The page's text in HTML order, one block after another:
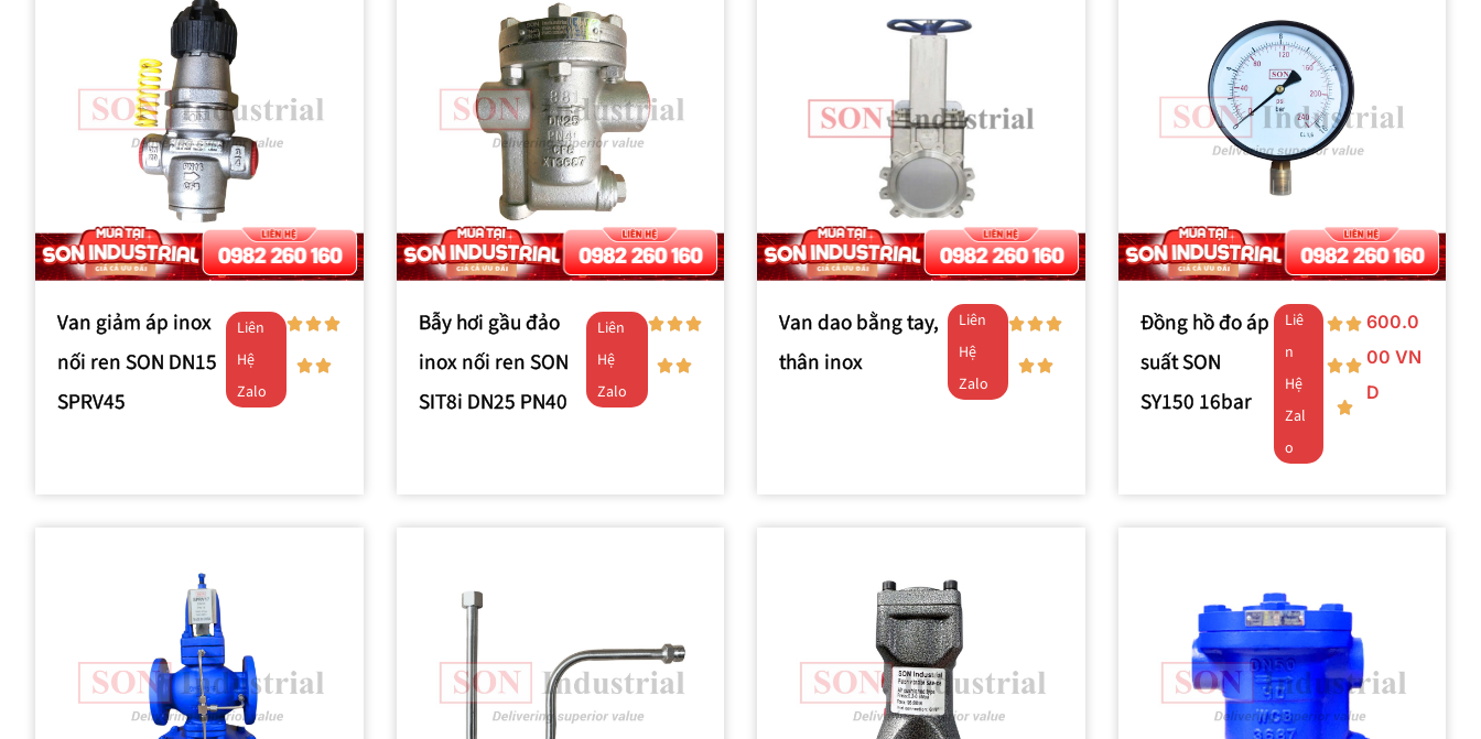
Van giảm áp inox
nối ren SON DN15
SPRV45
Liên
Hệ
Zalo
Bẫy hơi gầu đảo
inox nối ren SON
SIT8i DN25 PN40
Liên
Hệ
Zalo
Van dao bằng tay,
thân inox
Liên
Hệ
Zalo
Đồng hồ đo áp
suất SON
SY150 16bar
Liê
n
Hệ
Zal
o
600.0
00 VN
D